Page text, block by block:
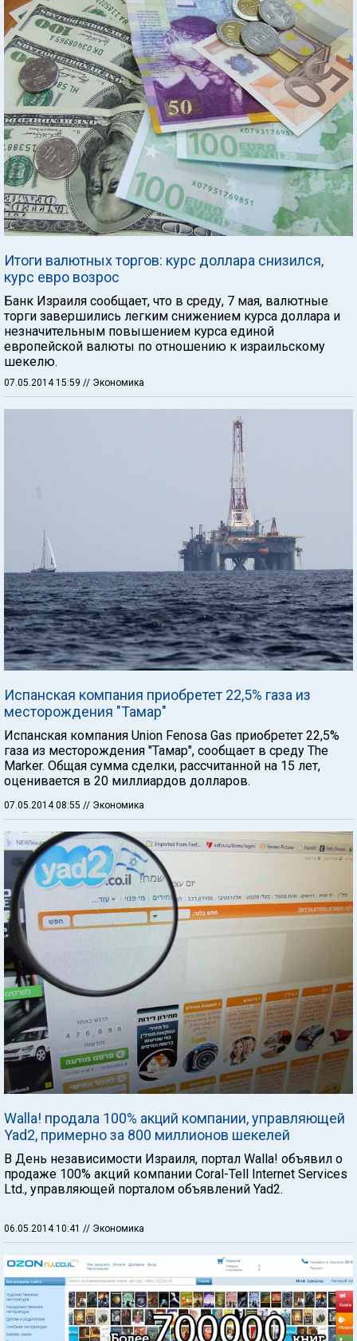
Итоги валютных торгов: курс доллара снизился,
курс евро возрос
Банк Израиля сообщает, что в среду, 7 мая, валютные
торги завершились легким снижением курса доллара и
незначительным повышением курса единой
европейской валюты по отношению к израильскому
шекелю.
07.05.2014 15:59 // Экономика
Испанская компания приобретет 22,5% газа из
месторождения "Тамар"
Испанская компания Union Fenosa Gas приобретет 22,5%
газа из месторождения "Тамар", сообщает в среду The
Marker. Общая сумма сделки, рассчитанной на 15 лет,
оценивается в 20 миллиардов долларов.
07.05.2014 08:55 // Экономика
Walla! продала 100% акций компании, управляющей
Yad2, примерно за 800 миллионов шекелей
В День независимости Израиля, портал Walla! объявил о
продаже 100% акций компании Coral-Tell Internet Services
Ltd., управляющей порталом объявлений Yad2.
06.05.2014 10:41 // Экономика